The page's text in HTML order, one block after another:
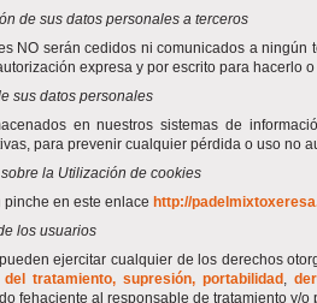
de sus datos personales a terceros
NO serán cedidos ni comunicados a
expresa y por escrito para hacerlo
sus datos personales
en nuestros sistemas de
para prevenir cualquier pérdida o uso no
la Utilización de cookies
pinche en este enlace http://
los usuarios
ejercitar cualquier de los derechos
del tratamiento, supresión, portabilidad ,
fehaciente al responsable de tratamiento y/o